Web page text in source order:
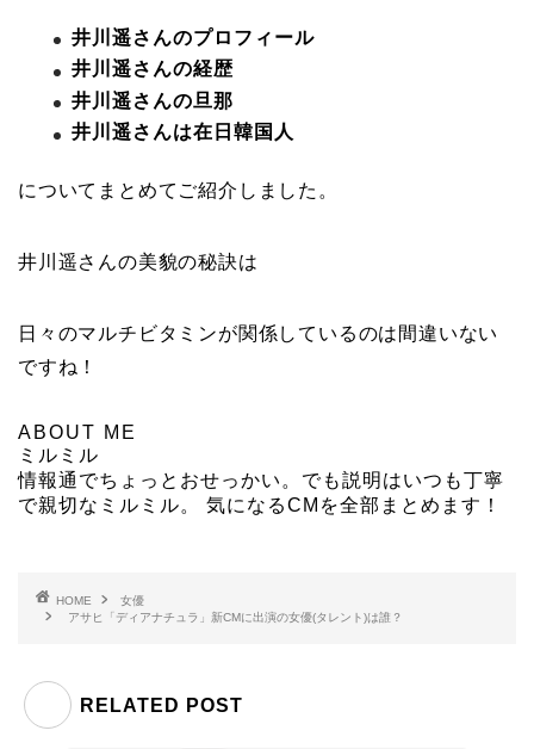
井川遥さんのプロフィール
井川遥さんの経歴
井川遥さんの旦那
井川遥さんは在日韓国人
についてまとめてご紹介しました。
井川遥さんの美貌の秘訣は
日々のマルチビタミンが関係しているのは間違いない
ですね！
ABOUT ME
ミルミル
情報通でちょっとおせっかい。でも説明はいつも丁寧
で親切なミルミル。 気になるCMを全部まとめます！
HOME
女優
アサヒ「ディアナチュラ」新CMに出演の女優(タレント)は誰？
RELATED POST